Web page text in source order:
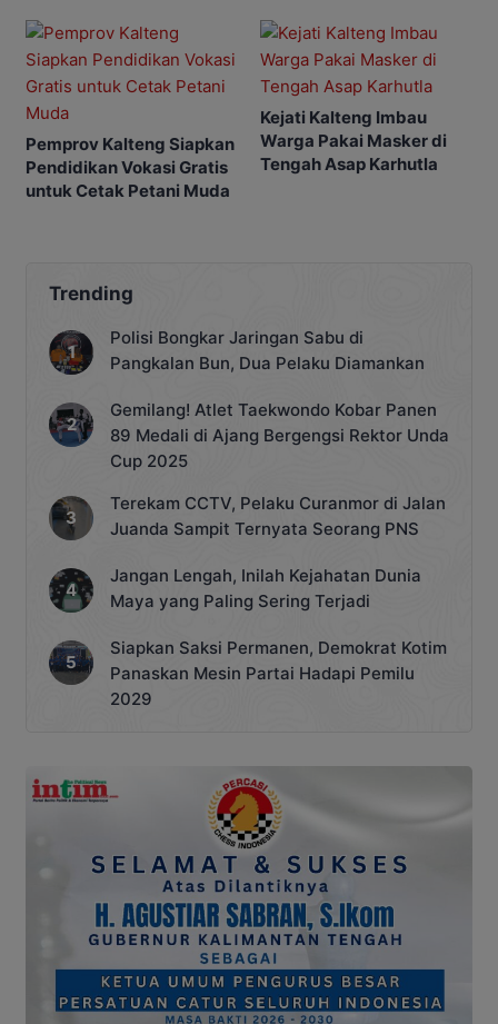
Pemprov Kalteng Siapkan
Pendidikan Vokasi Gratis
untuk Cetak Petani Muda
Kejati Kalteng Imbau
Warga Pakai Masker di
Tengah Asap Karhutla
Trending
Polisi Bongkar Jaringan Sabu di
Pangkalan Bun, Dua Pelaku Diamankan
Gemilang! Atlet Taekwondo Kobar Panen
89 Medali di Ajang Bergengsi Rektor Unda
Cup 2025
Terekam CCTV, Pelaku Curanmor di Jalan
Juanda Sampit Ternyata Seorang PNS
Jangan Lengah, Inilah Kejahatan Dunia
Maya yang Paling Sering Terjadi
Siapkan Saksi Permanen, Demokrat Kotim
Panaskan Mesin Partai Hadapi Pemilu
2029